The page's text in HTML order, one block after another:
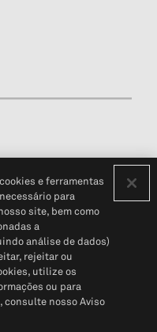
do cliente (em inglês)
© 2026 S&P Global
e ferramentas
para
site, bem como
a
análise de dados)
rejeitar ou
utilize os
ou para
consulte nosso Aviso